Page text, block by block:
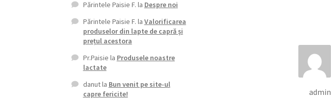
admin
Părintele Paisie F. la Despre noi
Părintele Paisie F. la Valorificarea
produselor din lapte de capră și
prețul acestora
Pr.Paisie la Produsele noastre
lactate
danutla Bun venit pe site-ul
capre fericite!